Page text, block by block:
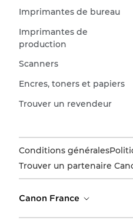
Imprimantes de bureau
Imprimantes de
production
Scanners
Encres, toners et papiers
Trouver un revendeur
Conditions générales
Trouver un partenaire
Canon France